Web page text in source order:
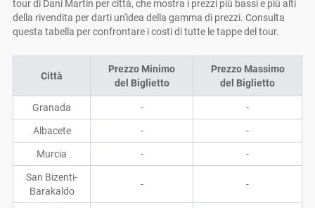
tour di Dani Martín per città, che mostra i prezzi più bassi e più alti
della rivendita per darti un'idea della gamma di prezzi. Consulta
questa tabella per confrontare i costi di tutte le tappe del tour.
Città
Prezzo Minimo
del Biglietto
Prezzo Massimo
del Biglietto
Granada - -
Albacete - -
Murcia - -
San Bizenti-
Barakaldo
- -